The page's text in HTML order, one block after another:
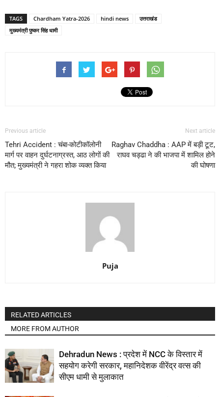
TAGS Chardham Yatra-2026 hindi news
उत्तराखंड
मुख्यमंत्री पुष्कर सिंह धामी
Previous article
Tehri Accident : चंबा-कोटीकॉलोनी
मार्ग पर वाहन दुर्घटनाग्रस्त, आठ लोगों की
मौत; मुख्यमंत्री ने गहरा शोक व्यक्त किया
Next article
Raghav Chaddha : AAP में बड़ी टूट,
राघव चड्ढा ने की भाजपा में शामिल होने
की घोषणा
Puja
RELATED ARTICLES
MORE FROM AUTHOR
Dehradun News : प्रदेश में NCC के विस्तार में
सहयोग करेगी सरकार, महानिदेशक वीरेंद्र वत्स की
सीएम धामी से मुलाकात